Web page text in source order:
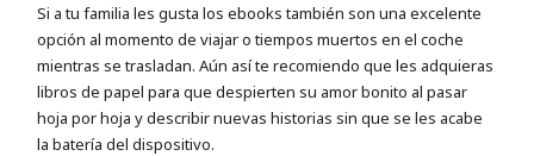
Si a tu familia les gusta los ebooks también son una excelente
opción al momento de viajar o tiempos muertos en el coche
mientras se trasladan. Aún así te recomiendo que les adquieras
libros de papel para que despierten su amor bonito al pasar
hoja por hoja y describir nuevas historias sin que se les acabe
la batería del dispositivo.